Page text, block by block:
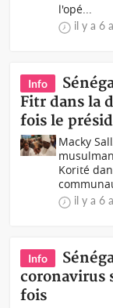
l'opé...
il y a 6
Info
Fitr dans la
fois le
Macky
Korité
il y a 6
Info
coronavirus
fois